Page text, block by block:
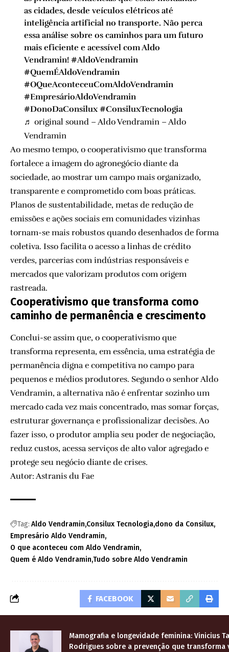
as cidades, desde veículos elétricos até
inteligência artificial no transporte. Não perca
essa análise sobre os caminhos para um futuro
mais eficiente e acessível com Aldo
Vendramin! #AldoVendramin
#QuemÉAldoVendramin
#OQueAconteceuComAldoVendramin
#EmpresárioAldoVendramin
#DonoDaConsilux #ConsiluxTecnologia
♬ original sound – Aldo Vendramin – Aldo
Vendramin
Ao mesmo tempo, o cooperativismo que transforma
fortalece a imagem do agronegócio diante da
sociedade, ao mostrar um campo mais organizado,
transparente e comprometido com boas práticas.
Planos de sustentabilidade, metas de redução de
emissões e ações sociais em comunidades vizinhas
tornam-se mais robustos quando desenhados de forma
coletiva. Isso facilita o acesso a linhas de crédito
verdes, parcerias com indústrias responsáveis e
mercados que valorizam produtos com origem
rastreada.
Cooperativismo que transforma como
caminho de permanência e crescimento
Conclui-se assim que, o cooperativismo que
transforma representa, em essência, uma estratégia de
permanência digna e competitiva no campo para
pequenos e médios produtores. Segundo o senhor Aldo
Vendramin, a alternativa não é enfrentar sozinho um
mercado cada vez mais concentrado, mas somar forças,
estruturar governança e profissionalizar decisões. Ao
fazer isso, o produtor amplia seu poder de negociação,
reduz custos, acessa serviços de alto valor agregado e
protege seu negócio diante de crises.
Autor: Astranis du Fae
Tag: Aldo Vendramin Consilux Tecnologia dono da Consilux
Empresário Aldo Vendramin
O que aconteceu com Aldo Vendramin
Quem é Aldo Vendramin Tudo sobre Aldo Vendramin
FACEBOOK
Mamografia e longevidade feminina: Vinicius
Rodrigues sobre a prevenção que transforma